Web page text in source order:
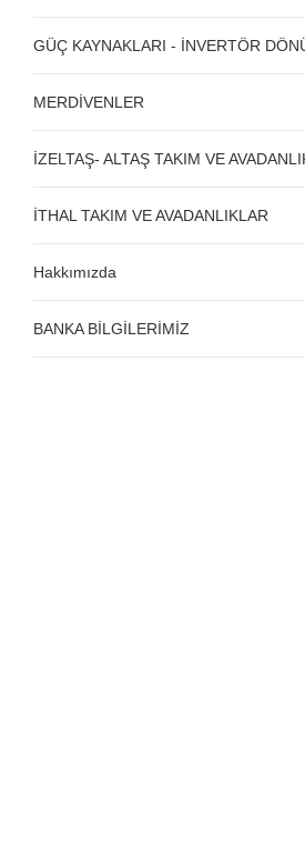
GÜÇ KAYNAKLARI - İNVERTÖR
MERDİVENLER
İZELTAŞ- ALTAŞ TAKIM VE
İTHAL TAKIM VE AVADANLIKLAR
Hakkımızda
BANKA BİLGİLERİMİZ